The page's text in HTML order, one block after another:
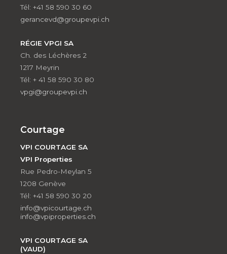
Tél: +41 58 590 30 60
gerancevd@groupevpi.ch
RÉGIE VPGI SA
Ch. des Léchères 2
1217 Meyrin
Tél: + 41 58 590 30 80
vpgi@groupevpi.ch
Courtage
VPI COURTAGE SA
VPI Properties
Rue Pedro-Meylan 5
1208 Genève
Tél: +41 58 590 30 20
info@vpicourtage.ch
info@vpiproperties.ch
VPI COURTAGE SA
(VAUD)